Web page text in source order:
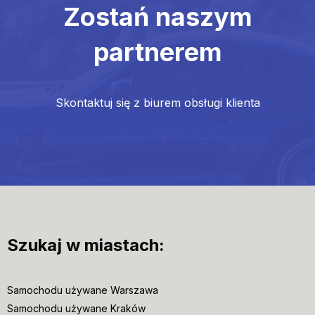
Zostań naszym
partnerem
Skontaktuj się z biurem obsługi klienta
Szukaj w miastach:
Samochodu używane Warszawa
Samochodu używane Kraków